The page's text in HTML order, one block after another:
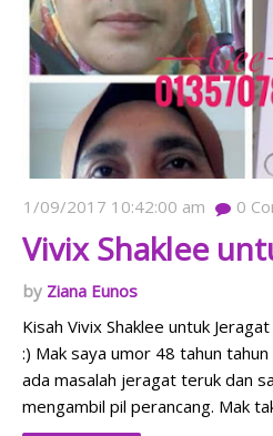
1/09/2017 10:42:00 am 0
Vivix Shaklee
Ziana Eunos
Kisah Vivix Shaklee untuk
:) Mak saya umor 48 tahun
ada masalah jeragat teruk dan
mengambil pil perancang. Mak